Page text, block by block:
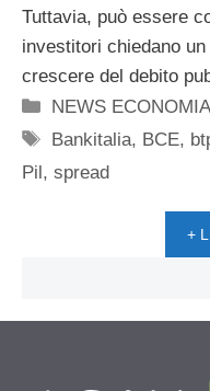
Tuttavia, può essere
investitori chiedano
crescere del debito
Categorie
NEWS ECONOMIA
Tag
Bankitalia, BCE,
Pil , spread
+